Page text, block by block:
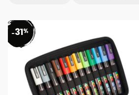
-31%